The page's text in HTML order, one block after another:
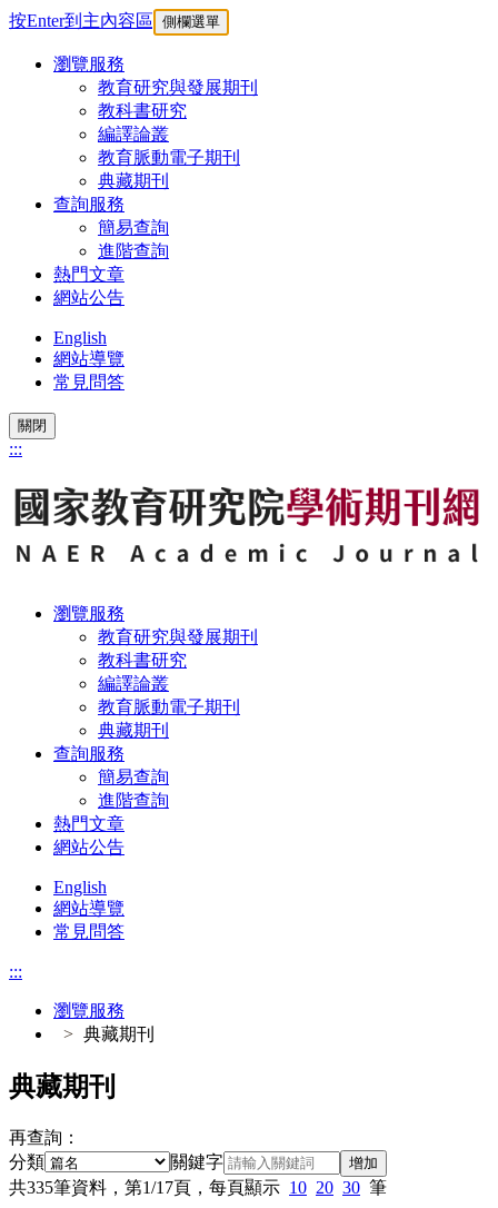
按Enter到主內容區 側欄選單
瀏覽服務
教育研究與發展期刊
教科書研究
編譯論叢
教育脈動電子期刊
典藏期刊
查詢服務
簡易查詢
進階查詢
熱門文章
網站公告
English
網站導覽
常見問答
關閉
:::
瀏覽服務
教育研究與發展期刊
教科書研究
編譯論叢
教育脈動電子期刊
典藏期刊
查詢服務
簡易查詢
進階查詢
熱門文章
網站公告
English
網站導覽
常見問答
:::
瀏覽服務
典藏期刊
典藏期刊
再查詢：
分類
關鍵字 增加
共335筆資料，第1/17頁，每頁顯示 10 20 30 筆